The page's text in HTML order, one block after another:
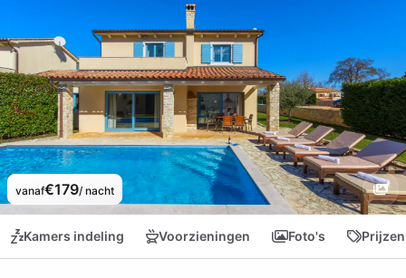
vanaf€179/ nacht
Kamers indeling Voorzieningen Foto's